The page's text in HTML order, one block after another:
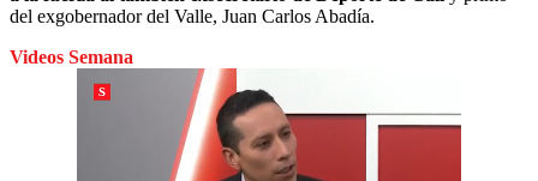
del exgobernador del Valle, Juan Carlos Abadía.
Videos Semana